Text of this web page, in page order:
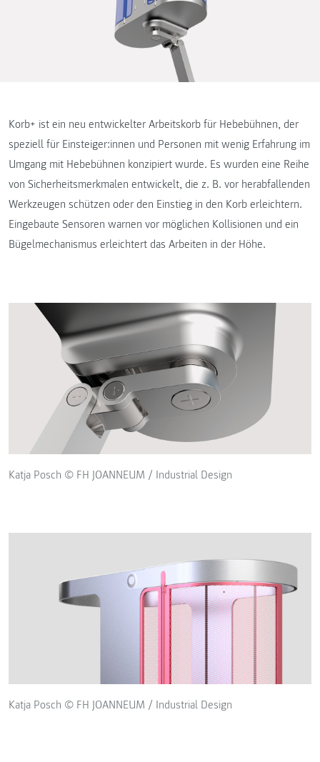
Korb+ ist ein neu entwickelter Arbeitskorb für Hebebühnen, der
speziell für Einsteiger:innen und Personen mit wenig Erfahrung im
Umgang mit Hebebühnen konzipiert wurde. Es wurden eine Reihe
von Sicherheitsmerkmalen entwickelt, die z. B. vor herabfallenden
Werkzeugen schützen oder den Einstieg in den Korb erleichtern.
Eingebaute Sensoren warnen vor möglichen Kollisionen und ein
Bügelmechanismus erleichtert das Arbeiten in der Höhe.
Katja Posch © FH JOANNEUM / Industrial Design
Katja Posch © FH JOANNEUM / Industrial Design